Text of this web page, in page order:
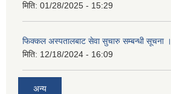
मिति: 01/28/2025 - 15:29
फिक्कल अस्पतालबाट सेवा सुचारु सम्बन्धी सूचना ।
मिति: 12/18/2024 - 16:09
अन्य